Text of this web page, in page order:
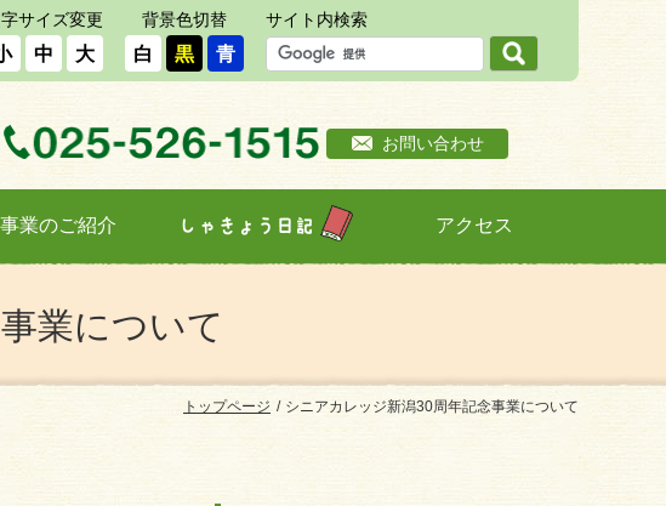
お問い合わせ
サイズ変更
中 大
背景色切替
白 黒 青
サイト内検索
事業のご紹介 しゃきょう日記 アクセス
業について
トップページ シニアカレッジ新潟30周年記念事業について